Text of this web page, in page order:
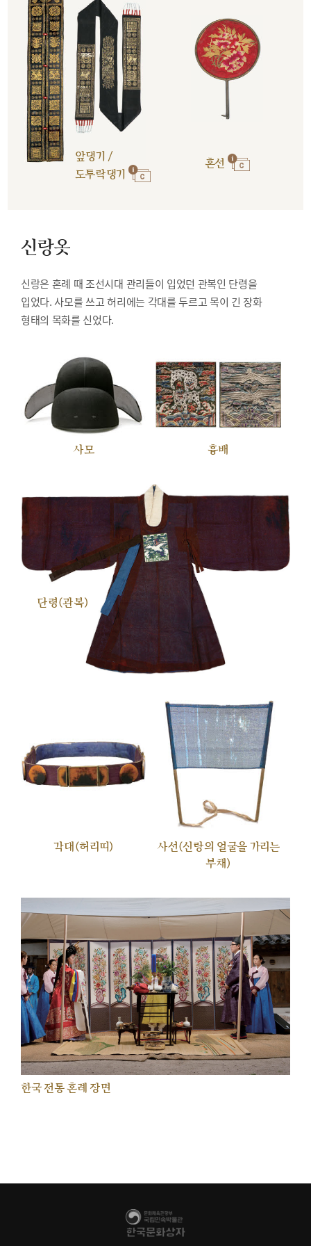
앞댕기 /
도투락댕기
혼선
신랑옷
신랑은 혼례 때 조선시대 관리들이 입었던 관복인 단령을
입었다. 사모를 쓰고 허리에는 각대를 두르고 목이 긴 장화
형태의 목화를 신었다.
사모 흉배
단령(관복)
각대(허리띠)
사선(신랑의 얼굴을 가리는
부채)
한국 전통 혼례 장면